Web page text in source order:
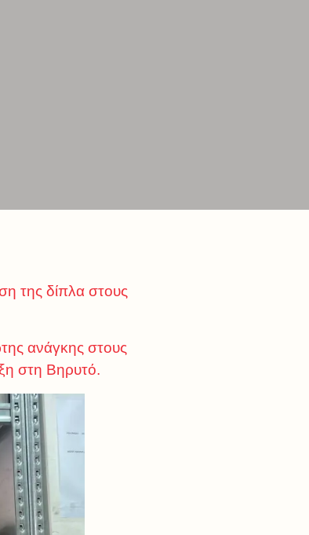
της δίπλα στους
ανάγκης στους
στη Βηρυτό.